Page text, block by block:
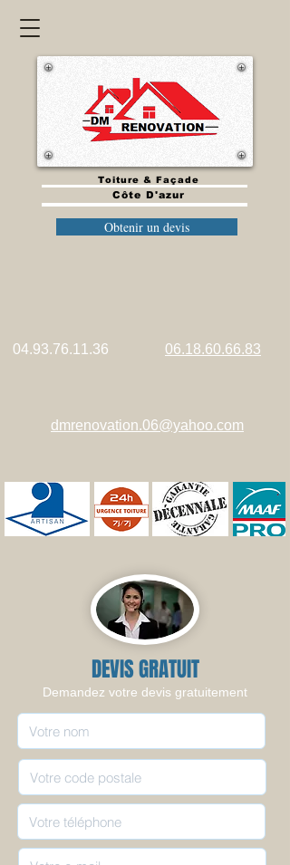
Toiture & Façade
Côte D'azur
Obtenir un devis
04.93.76.11.36 06.18.60.66.83
dmrenovation.06@yahoo.com
DEVIS GRATUIT
Demandez votre devis gratuitement